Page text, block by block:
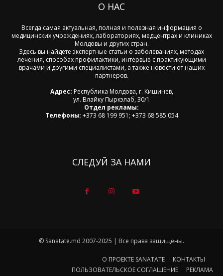
О НАС
Всегда самая актуальная, полная и полезная информация о
медицинских учреждениях, лабораториях, медцентрах и клиниках
Молдовы и других стран.
Здесь вы найдете экспертные статьи о заболеваниях, методах
лечения, способах профилактики, интервью с практикующими
врачами и другими специалистами, а также новости от наших
партнеров.
Адрес: Республика Молдова, г. Кишинев,
ул. Влайку Пыркэлаб, 30/1
Отдел рекламы:
Телефоны: +373 68 199 951; +373 68 585 054
СЛЕДУЙ ЗА НАМИ
© Sanatate.md 2007-2025 | Все права защищены.
О ПРОЕКТЕ SANATATE
КОНТАКТЫ
ПОЛЬЗОВАТЕЛЬСКОЕ СОГЛАШЕНИЕ
РЕКЛАМА